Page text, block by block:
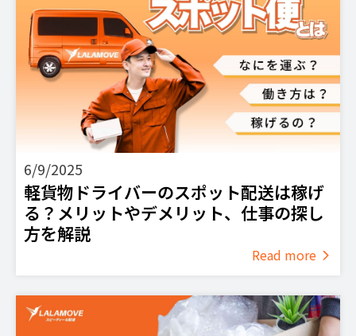
6/9/2025
軽貨物ドライバーのスポット配送は稼げ
る？メリットやデメリット、仕事の探し
方を解説
Read more